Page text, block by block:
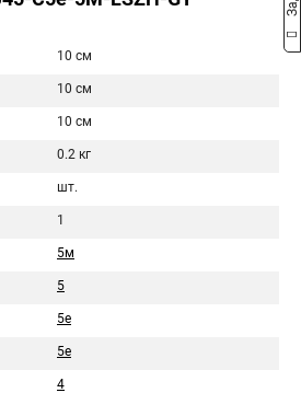
10 см
10 см
10 см
0.2 кг
шт.
1
5м
5
5e
5е
4